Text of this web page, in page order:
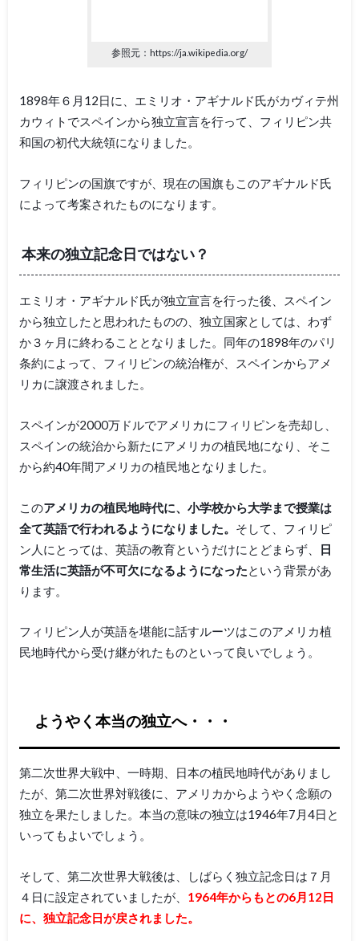
参照元：https://ja.wikipedia.org/
1898年６月12日に、エミリオ・アギナルド氏がカヴィテ州
カウィトでスペインから独立宣言を行って、フィリピン共
和国の初代大統領になりました。
フィリピンの国旗ですが、現在の国旗もこのアギナルド氏
によって考案されたものになります。
本来の独立記念日ではない？
エミリオ・アギナルド氏が独立宣言を行った後、スペイン
から独立したと思われたものの、独立国家としては、わず
か３ヶ月に終わることとなりました。同年の1898年のパリ
条約によって、フィリピンの統治権が、スペインからアメ
リカに譲渡されました。
スペインが2000万ドルでアメリカにフィリピンを売却し、
スペインの統治から新たにアメリカの植民地になり、そこ
から約40年間アメリカの植民地となりました。
このアメリカの植民地時代に、小学校から大学まで授業は
全て英語で行われるようになりました。 そして、フィリピ
ン人にとっては、英語の教育というだけにとどまらず、
日
常生活に英語が不可欠になるようになった という背景があ
ります。
フィリピン人が英語を堪能に話すルーツはこのアメリカ植
民地時代から受け継がれたものといって良いでしょう。
ようやく本当の独立へ・・・
第二次世界大戦中、一時期、日本の植民地時代がありまし
たが、第二次世界対戦後に、アメリカからようやく念願の
独立を果たしました。本当の意味の独立は1946年7月4日と
いってもよいでしょう。
そして、第二次世界大戦後は、しばらく独立記念日は７月
４日に設定されていましたが、 1964年からもとの6月12日
に、独立記念日が戻されました。